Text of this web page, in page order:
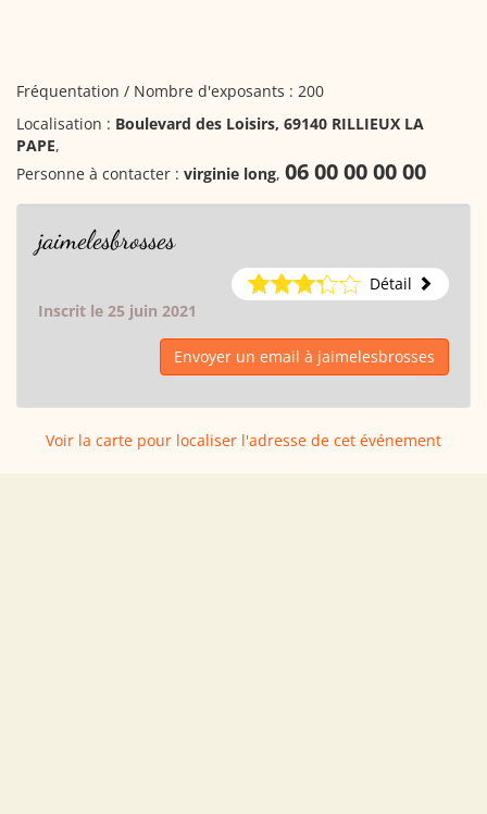
Fréquentation / Nombre d'exposants : 200
Localisation : Boulevard des Loisirs, 69140 RILLIEUX LA
PAPE,
Personne à contacter : virginie long, 06 00 00 00 00
jaimelesbrosses
Détail
Inscrit le 25 juin 2021
Envoyer un email à jaimelesbrosses
Voir la carte pour localiser l'adresse de cet événement